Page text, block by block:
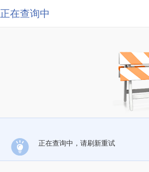
正在查询中
正在查询中，请刷新重试